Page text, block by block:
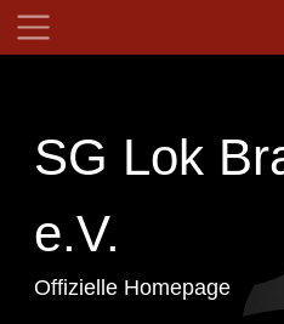
SG Lok
e.V.
Offizielle Homepage